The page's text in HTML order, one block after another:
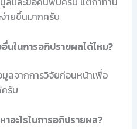
ายขึ้นมากครับ
นในการอภิปรายผลได้ไหม?
ลจากการวิจัยก่อนหน้าเพื่อ
รับ
อะไรในการอภิปรายผล?